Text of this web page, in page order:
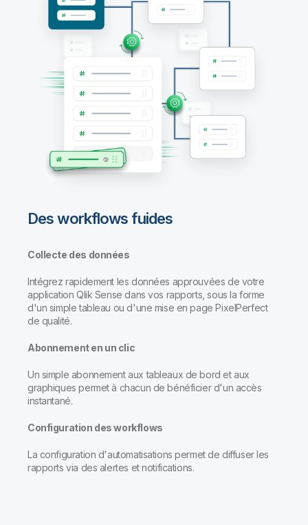
Des workflows fuides
Collecte des données
Intégrez rapidement les données approuvées de votre
application Qlik Sense dans vos rapports, sous la forme
d'un simple tableau ou d'une mise en page PixelPerfect
de qualité.
Abonnement en un clic
Un simple abonnement aux tableaux de bord et aux
graphiques permet à chacun de bénéficier d'un accès
instantané.
Configuration des workflows
La configuration d'automatisations permet de diffuser les
rapports via des alertes et notifications.